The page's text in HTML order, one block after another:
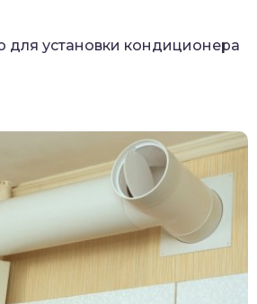
для установки кондиционера